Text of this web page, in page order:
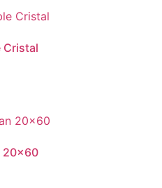
Cristal
20×60